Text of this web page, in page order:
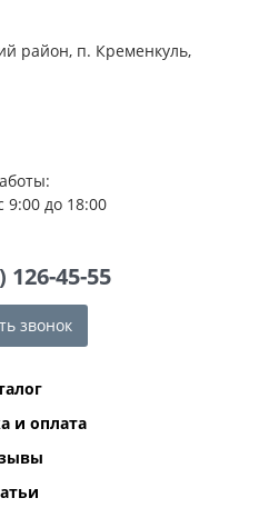
район, п. Кременкуль,
9:00 до 18:00
126-45-55
звонок
и оплата